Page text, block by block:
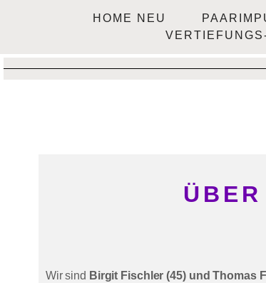
HOME NEU
Wir sind Birgit Fischler (45) und Thomas